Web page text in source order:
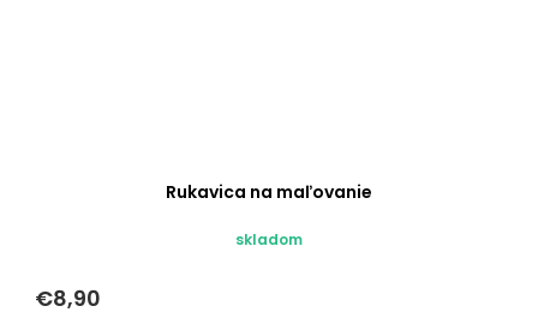
Rukavica na maľovanie
skladom
€8,90